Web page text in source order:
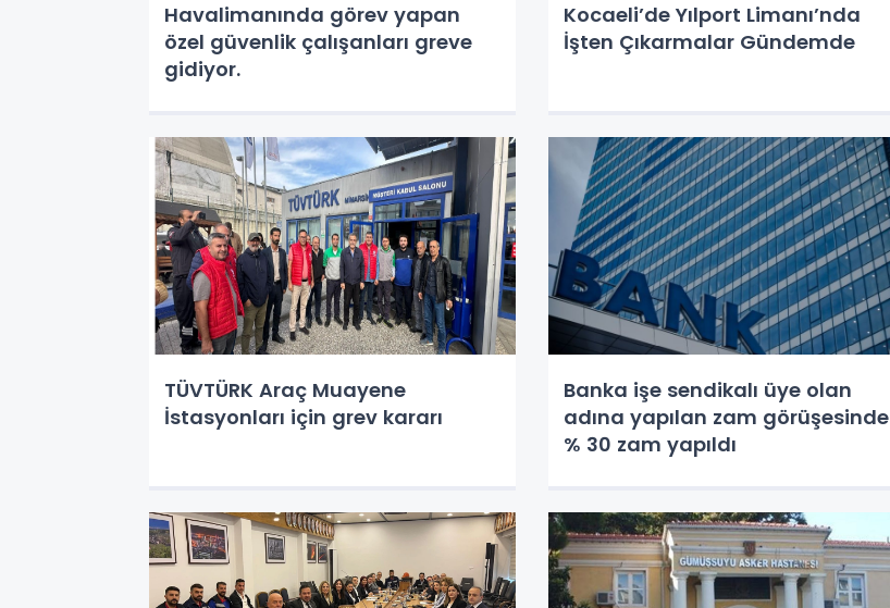
Havalimanında görev yapan
özel güvenlik çalışanları greve
gidiyor.
Kocaeli’de Yılport Limanı’nda
İşten Çıkarmalar Gündemde
TÜVTÜRK Araç Muayene
İstasyonları için grev kararı
Banka işe sendikalı üye olan
adına yapılan zam görüşesinde
% 30 zam yapıldı